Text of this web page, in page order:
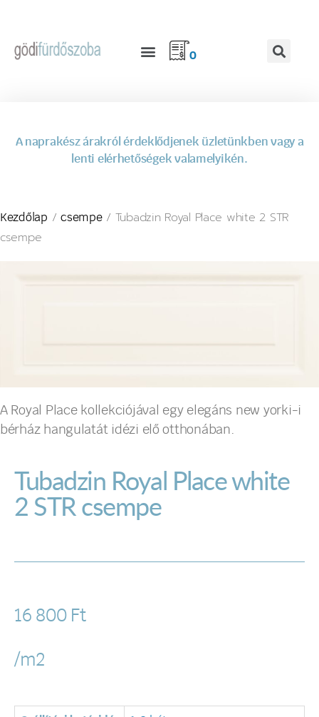
0
A naprakész árakról érdeklődjenek üzletünkben vagy a
lenti elérhetőségek valamelyikén.
Kezdőlap /csempe/ Tubadzin Royal Place white 2 STR
csempe
A Royal Place kollekciójával egy elegáns new yorki-i
bérház hangulatát idézi elő otthonában.
Tubadzin Royal Place white
2 STR csempe
16 800 Ft
/m2